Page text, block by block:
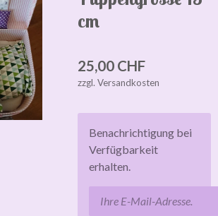
cm
25,00 CHF
zzgl. Versandkosten
Benachrichtigung bei
Verfügbarkeit
erhalten.